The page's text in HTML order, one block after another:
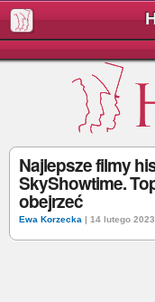
Najlepsze filmy
SkyShowtime.
obejrzeć
Ewa Korzecka | 14 lutego